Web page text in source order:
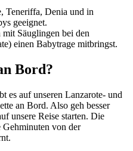
Teneriffa, Denia und in
geeignet.
Säuglingen bei den
einen Babytrage mitbringst.
Bord?
es auf unseren Lanzarote- und
an Bord. Also geh besser
unsere Reise starten. Die
von der